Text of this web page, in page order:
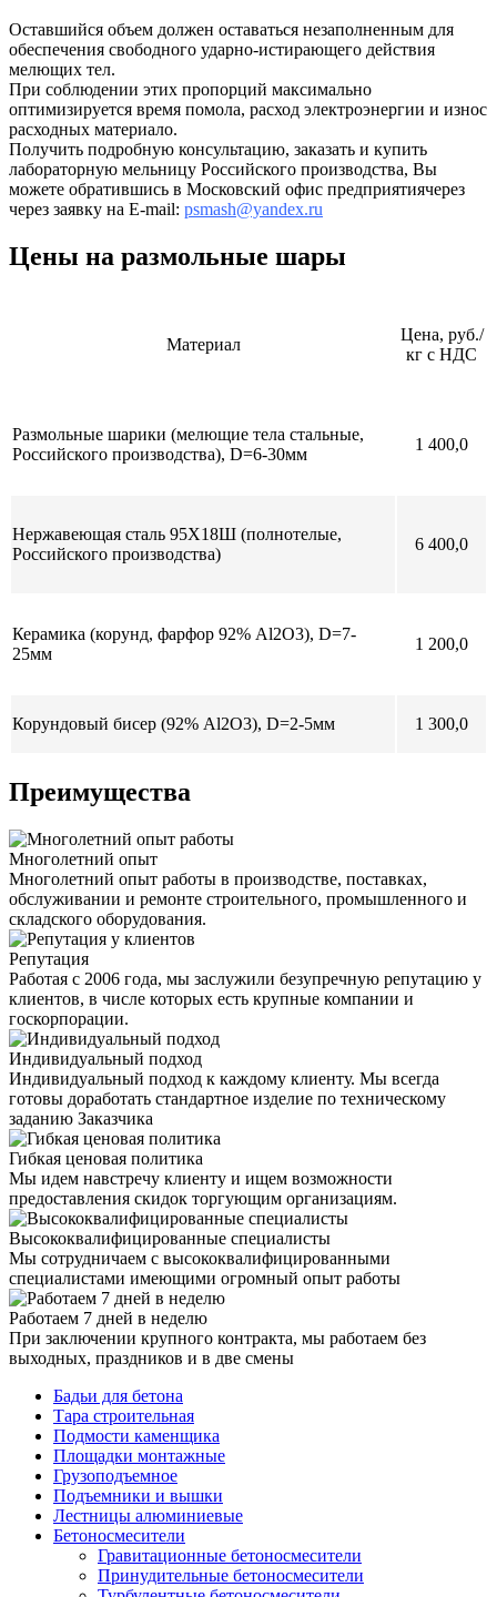
Оставшийся объем должен оставаться незаполненным для
обеспечения свободного ударно-истирающего действия
мелющих тел.
При соблюдении этих пропорций максимально
оптимизируется время помола, расход электроэнергии и износ
расходных материало.
Получить подробную консультацию, заказать и купить
лабораторную мельницу Российского производства, Вы
можете обратившись в Московский офис предприятиячерез
через заявку на E-mail: psmash@yandex.ru
Цены на размольные шары
Материал
Цена, руб./
кг с НДС
Размольные шарики (мелющие тела стальные,
Российского производства), D=6-30мм
1 400,0
Нержавеющая сталь 95Х18Ш (полнотелые,
Российского производства)
6 400,0
Керамика (корунд, фарфор 92% Al2O3), D=7-
25мм
1 200,0
Корундовый бисер (92% Al2O3), D=2-5мм 1 300,0
Преимущества
Многолетний опыт
Многолетний опыт работы в производстве, поставках,
обслуживании и ремонте строительного, промышленного и
складского оборудования.
Репутация
Работая с 2006 года, мы заслужили безупречную репутацию у
клиентов, в числе которых есть крупные компании и
госкорпорации.
Индивидуальный подход
Индивидуальный подход к каждому клиенту. Мы всегда
готовы доработать стандартное изделие по техническому
заданию Заказчика
Гибкая ценовая политика
Мы идем навстречу клиенту и ищем возможности
предоставления скидок торгующим организациям.
Высококвалифицированные специалисты
Мы сотрудничаем с высококвалифицированными
специалистами имеющими огромный опыт работы
Работаем 7 дней в неделю
При заключении крупного контракта, мы работаем без
выходных, праздников и в две смены
Бадьи для бетона
Тара строительная
Подмости каменщика
Площадки монтажные
Грузоподъемное
Подъемники и вышки
Лестницы алюминиевые
Бетоносмесители
Гравитационные бетоносмесители
Принудительные бетоносмесители